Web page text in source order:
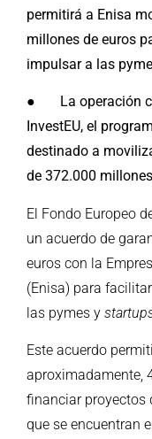
permitirá a Enisa
millones de euros
impulsar a las
●
La operación
InvestEU, el
destinado a
de 372.000
El Fondo Europeo
un acuerdo de
euros con la
(Enisa) para
las pymes y
Este acuerdo
aproximadamente,
financiar proyectos
que se encuentran